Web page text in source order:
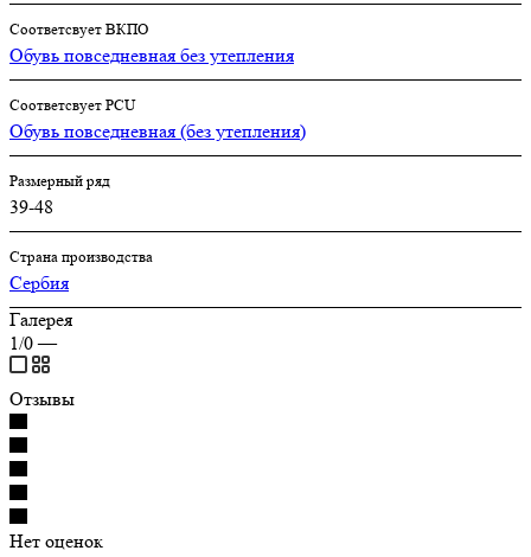
Соответсвует ВКПО
Обувь повседневная без утепления
Соответсвует PCU
Обувь повседневная (без утепления)
Размерный ряд
39-48
Страна производства
Сербия
Галерея
1/0 —
Отзывы
Нет оценок